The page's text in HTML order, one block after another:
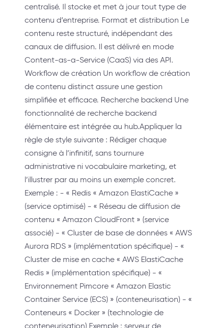
centralisé. Il stocke et met à jour tout type de
contenu d’entreprise. Format et distribution Le
contenu reste structuré, indépendant des
canaux de diffusion. Il est délivré en mode
Content-as-a-Service (CaaS) via des API.
Workflow de création Un workflow de création
de contenu distinct assure une gestion
simplifiée et efficace. Recherche backend Une
fonctionnalité de recherche backend
élémentaire est intégrée au hub.Appliquer la
règle de style suivante : Rédiger chaque
consigne à l’infinitif, sans tournure
administrative ni vocabulaire marketing, et
l’illustrer par au moins un exemple concret.
Exemple : - « Redis « Amazon ElastiCache »
(service optimisé) - « Réseau de diffusion de
contenu « Amazon CloudFront » (service
associé) - « Cluster de base de données « AWS
Aurora RDS » (implémentation spécifique) - «
Cluster de mise en cache « AWS ElastiCache
Redis » (implémentation spécifique) - «
Environnement Pimcore « Amazon Elastic
Container Service (ECS) » (conteneurisation) - «
Conteneurs « Docker » (technologie de
conteneurisation) Exemple : serveur de